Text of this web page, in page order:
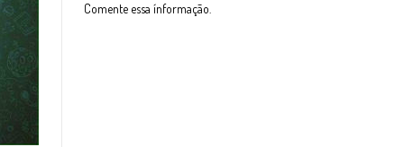
Comente essa ínformação.